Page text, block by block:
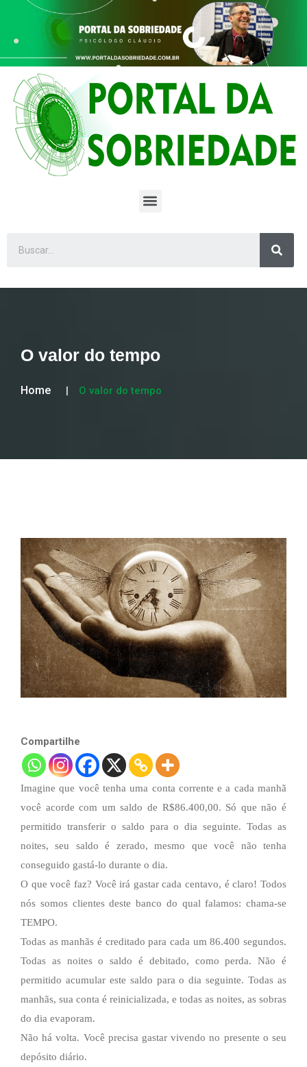
O valor do tempo
Home O valor do tempo
Compartilhe
Imagine que você tenha uma conta corrente e a cada manhã
você acorde com um saldo de R$86.400,00. Só que não é
permitido transferir o saldo para o dia seguinte. Todas as
noites, seu saldo é zerado, mesmo que você não tenha
conseguido gastá-lo durante o dia.
O que você faz? Você irá gastar cada centavo, é claro! Todos
nós somos clientes deste banco do qual falamos: chama-se
TEMPO.
Todas as manhãs é creditado para cada um 86.400 segundos.
Todas as noites o saldo é debitado, como perda. Não é
permitido acumular este saldo para o dia seguinte. Todas as
manhãs, sua conta é reinicializada, e todas as noites, as sobras
do dia evaporam.
Não há volta. Você precisa gastar vivendo no presente o seu
depósito diário.